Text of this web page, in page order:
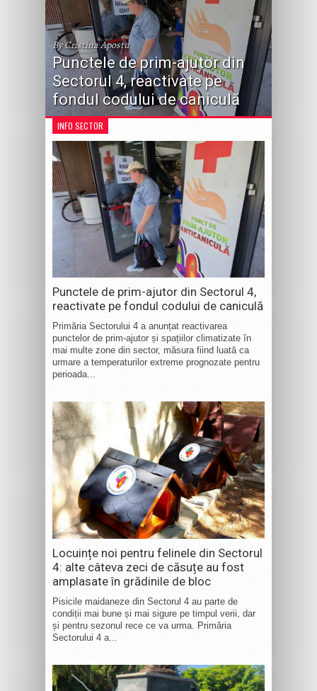
By Cristina Apostu
Punctele de prim-ajutor din
Sectorul 4, reactivate pe
fondul codului de caniculă
INFO SECTOR
Punctele de prim-ajutor din Sectorul 4,
reactivate pe fondul codului de caniculă
Primăria Sectorului 4 a anunțat reactivarea
punctelor de prim-ajutor și spațiilor climatizate în
mai multe zone din sector, măsura fiind luată ca
urmare a temperaturilor extreme prognozate pentru
perioada...
Locuințe noi pentru felinele din Sectorul
4: alte câteva zeci de căsuțe au fost
amplasate în grădinile de bloc
Pisicile maidaneze din Sectorul 4 au parte de
condiții mai bune și mai sigure pe timpul verii, dar
și pentru sezonul rece ce va urma. Primăria
Sectorului 4 a...